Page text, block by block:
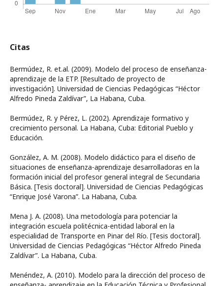
Citas
Bermúdez, R. et.al. (2009). Modelo del proceso de enseñanza-
aprendizaje de la ETP. [Resultado de proyecto de
investigación]. Universidad de Ciencias Pedagógicas “Héctor
Alfredo Pineda Zaldívar”, La Habana, Cuba.
Bermúdez, R. y Pérez, L. (2002). Aprendizaje formativo y
crecimiento personal. La Habana, Cuba: Editorial Pueblo y
Educación.
González, A. M. (2008). Modelo didáctico para el diseño de
situaciones de enseñanza-aprendizaje desarrolladoras en la
formación inicial del profesor general integral de Secundaria
Básica. [Tesis doctoral]. Universidad de Ciencias Pedagógicas
“Enrique José Varona”. La Habana, Cuba.
Mena J. A. (2008). Una metodología para potenciar la
integración escuela politécnica-entidad laboral en la
especialidad de Transporte en Pinar del Río. [Tesis doctoral].
Universidad de Ciencias Pedagógicas “Héctor Alfredo Pineda
Zaldívar”. La Habana, Cuba.
Menéndez, A. (2010). Modelo para la dirección del proceso de